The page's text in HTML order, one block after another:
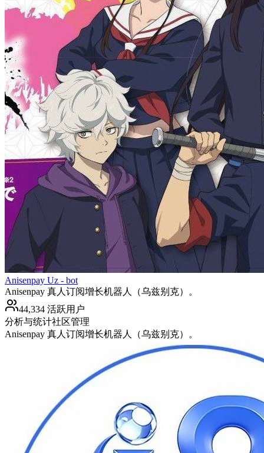
Anisenpay Uz - bot
Anisenpay 真人订阅增长机器人（乌兹别克）。
44,334 活跃用户
分析与统计社区管理
Anisenpay 真人订阅增长机器人（乌兹别克）。